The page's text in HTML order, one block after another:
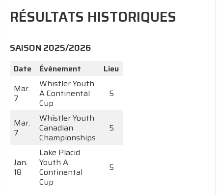
RÉSULTATS HISTORIQUES
SAISON 2025/2026
Date Événement
Lieu
Mar.
7
Whistler Youth
A Continental
Cup
5
Mar.
7
Whistler Youth
Canadian
Championships
5
Jan.
18
Lake Placid
Youth A
Continental
Cup
5